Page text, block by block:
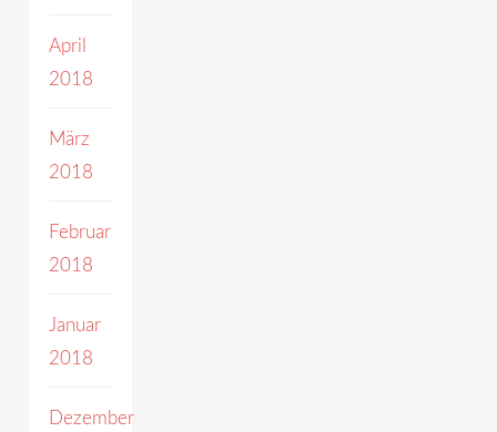
April
2018
März
2018
Februar
2018
Januar
2018
Dezember